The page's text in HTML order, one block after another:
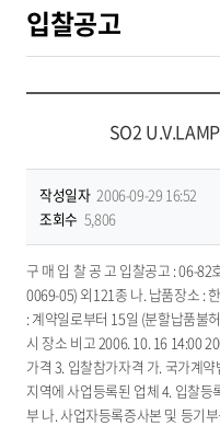
입찰공고
SO2
작성일자 2006-09-29 16:52
조회수 5,806
구 매 입 찰 공 고 입찰공고 : 06-82
0069-05) 외121종 나. 납품장소 :
: 계약일로부터 15일 (분할납품불
시 장소 비고 2006. 10. 16 14:00
가격 3. 입찰참가자격 가. 국가계
지역에 사업등록된 업체 4. 입찰등
부 나. 사업자등록증사본 및 등기